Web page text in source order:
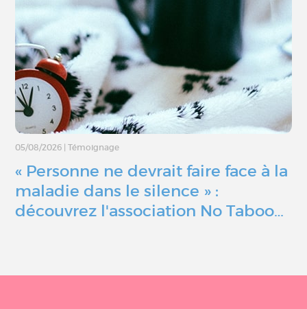
05/08/2026 Témoignage
« Personne ne devrait faire face à la
maladie dans le silence » :
découvrez l'association No Taboo…